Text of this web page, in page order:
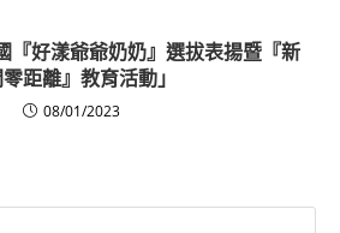
『好漾爺爺奶奶』選拔表揚暨『新
距離』教育活動」
08/01/2023